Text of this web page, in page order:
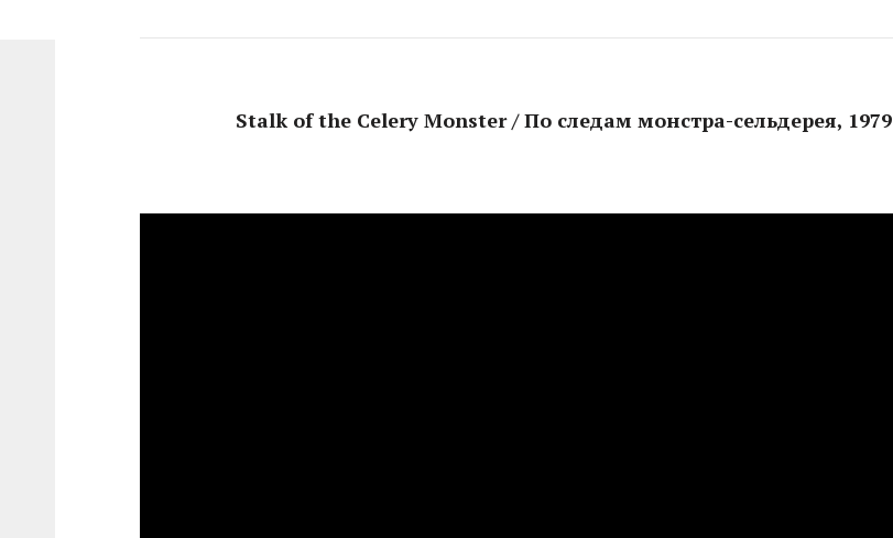
Stalk of the Celery Monster / По следам монстра-сельдерея, 1979